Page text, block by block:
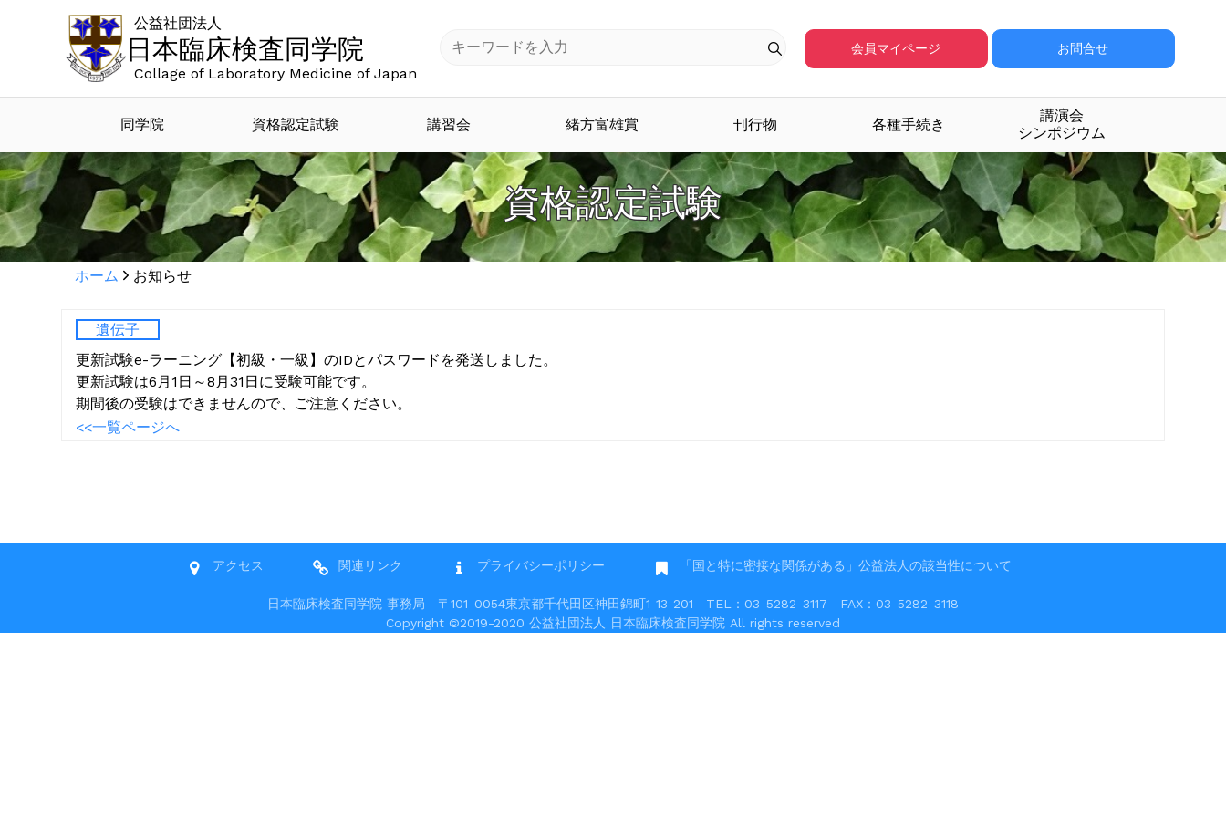
日本臨床検査同学院
公益社団法人
Collage of Laboratory Medicine of Japan
会員マイページ お問合せ
同学院 資格認定試験 講習会 緒方富雄賞 刊行物 各種手続き
講演会
シンポジウム
資格認定試験
ホーム お知らせ
遺伝子
更新試験e-ラーニング【初級・一級】のIDとパスワードを発送しました。
更新試験は6月1日～8月31日に受験可能です。
期間後の受験はできませんので、ご注意ください。
<<一覧ページへ
アクセス 関連リンク プライバシーポリシー 「国と特に密接な関係がある」公益法人の該当性について
日本臨床検査同学院 事務局 〒101-0054東京都千代田区神田錦町1-13-201 TEL：03-5282-3117 FAX：03-5282-3118
Copyright ©2019-2020 公益社団法人 日本臨床検査同学院 All rights reserved